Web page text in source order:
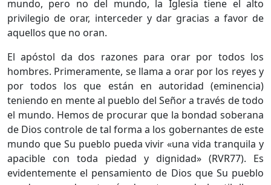
mundo, pero no del mundo, la Iglesia tiene el alto
privilegio de orar, interceder y dar gracias a favor de
aquellos que no oran.
El apóstol da dos razones para orar por todos los
hombres. Primeramente, se llama a orar por los reyes y
por todos los que están en autoridad (eminencia)
teniendo en mente al pueblo del Señor a través de todo
el mundo. Hemos de procurar que la bondad soberana
de Dios controle de tal forma a los gobernantes de este
mundo que Su pueblo pueda vivir «una vida tranquila y
apacible con toda piedad y dignidad» (RVR77). Es
evidentemente el pensamiento de Dios que Su pueblo